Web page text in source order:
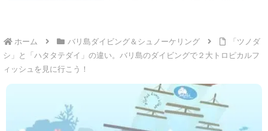
ホーム バリ島ダイビング＆シュノーケリング
「ツノダ
シ」と「ハタタテダイ」の違い。バリ島のダイビングで２大トロピカルフ
ィッシュを見に行こう！